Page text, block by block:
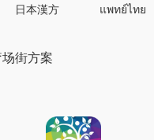
日本漢方 แพทย์ไทย
街方案